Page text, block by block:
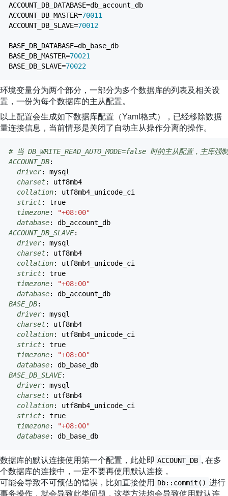
ACCOUNT_DB_DATABASE=db_account_db
ACCOUNT_DB_MASTER=70011
ACCOUNT_DB_SLAVE=70012
BASE_DB_DATABASE=db_base_db
BASE_DB_MASTER=70021
BASE_DB_SLAVE=70022
环境变量分为两个部分，一部分为多个数据库的列表及相关设
置，一份为每个数据库的主从配置。
以上配置会生成如下数据库配置（Yaml格式），已经移除数据
量连接信息，当前情形是关闭了自动主从操作分离的操作。
# 当 DB_WRITE_READ_AUTO_MODE=false 时的主从配置，主库强
ACCOUNT_DB:
driver: mysql
charset: utf8mb4
collation: utf8mb4_unicode_ci
strict: true
timezone:
"+08:00"
database: db_account_db
ACCOUNT_DB_SLAVE:
driver: mysql
charset: utf8mb4
collation: utf8mb4_unicode_ci
strict: true
timezone:
"+08:00"
database: db_account_db
BASE_DB:
driver: mysql
charset: utf8mb4
collation: utf8mb4_unicode_ci
strict: true
timezone:
"+08:00"
database: db_base_db
BASE_DB_SLAVE:
driver: mysql
charset: utf8mb4
collation: utf8mb4_unicode_ci
strict: true
timezone:
"+08:00"
database: db_base_db
数据库的默认连接使用第一个配置，此处即 ACCOUNT_DB , 在多
个数据库的连接中，一定不要再使用默认连接，
可能会导致不可预估的错误，比如直接使用 Db::commit() 进行
事务操作，就会导致此类问题，这类方法均会导致使用默认连